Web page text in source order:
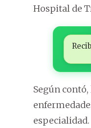
Hospital de
Según
especialidad.